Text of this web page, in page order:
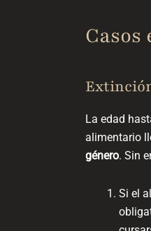
La edad
alimentario
género. Sin
Si el